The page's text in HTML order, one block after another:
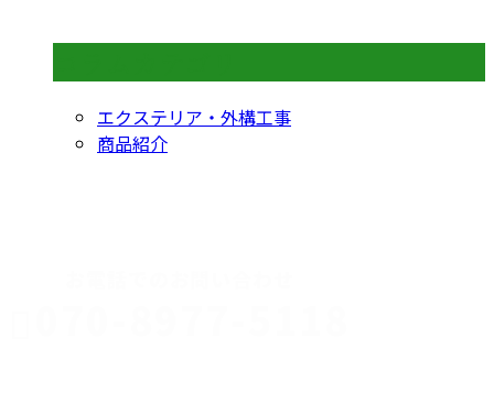
エクステリア・外構工事
商品紹介